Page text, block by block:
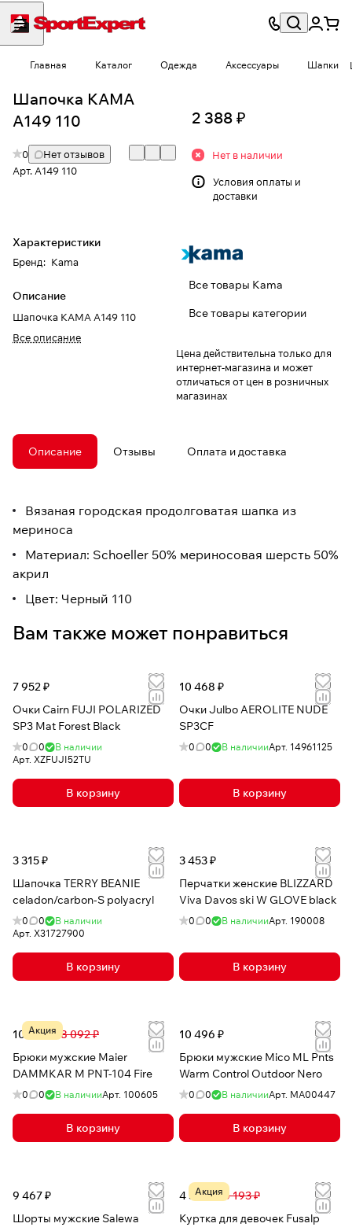
Главная Каталог Одежда Аксессуары Шапки
Шапочка КАМА
A149 110
0
Нет отзывов
Арт. A149 110
Характеристики
Бренд: Kama
Описание
Шапочка КАМА A149 110
Все описание
2 388 ₽
Нет в наличии
Условия оплаты и
доставки
Все товары Kama
Все товары категории
Цена действительна только для
интернет-магазина и может
отличаться от цен в розничных
магазинах
Описание Отзывы Оплата и доставка
Вязаная городская продолговатая шапка из
мериноса
Материал: Schoeller 50% мериносовая шерсть 50%
акрил
Цвет: Черный 110
Вам также может понравиться
7 952 ₽
Очки Cairn FUJI POLARIZED
SP3 Mat Forest Black
0 0
В наличии
Арт. XZFUJI52TU
В корзину
10 468 ₽
Очки Julbo AEROLITE NUDE
SP3CF
0 0 В наличииАрт. 14961125
В корзину
3 315 ₽
Шапочка TERRY BEANIE
celadon/carbon-S polyacryl
0 0
В наличии
Арт. X31727900
В корзину
3 453 ₽
Перчатки женские BLIZZARD
Viva Davos ski W GLOVE black
0 0 В наличииАрт. 190008
В корзину
Акция
10 415 ₽18 092 ₽
Брюки мужские Maier
DAMMKAR M PNT-104 Fire
0 0 В наличииАрт. 100605
В корзину
10 496 ₽
Брюки мужские Mico ML Pnts
Warm Control Outdoor Nero
0 0 В наличииАрт. MA00447
В корзину
9 467 ₽
Шорты мужские Salewa
Акция
4 590 ₽10 193 ₽
Куртка для девочек Fusalp